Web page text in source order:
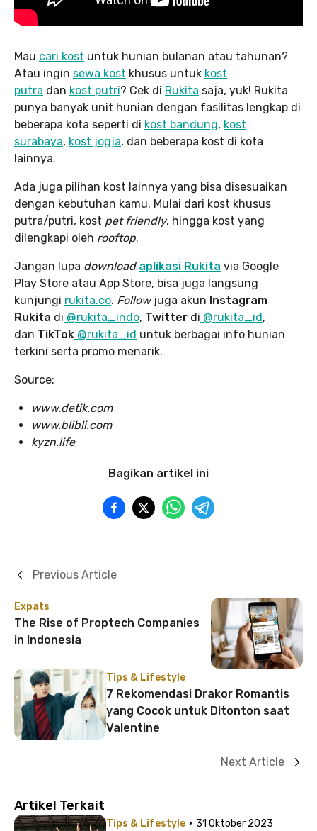
Mau cari kost untuk hunian bulanan atau tahunan?
Atau ingin sewa kost khusus untuk kost
putra dan kost putri? Cek di Rukita saja, yuk! Rukita
punya banyak unit hunian dengan fasilitas lengkap di
beberapa kota seperti di kost bandung, kost
surabaya, kost jogja, dan beberapa kost di kota
lainnya.
Ada juga pilihan kost lainnya yang bisa disesuaikan
dengan kebutuhan kamu. Mulai dari kost khusus
putra/putri, kost pet friendly, hingga kost yang
dilengkapi oleh rooftop.
Jangan lupa download aplikasi Rukita via Google
Play Store atau App Store, bisa juga langsung
kunjungi rukita.co. Followjuga akun Instagram
Rukita di @rukita_indo, Twitter di @rukita_id,
dan TikTok @rukita_id untuk berbagai info hunian
terkini serta promo menarik.
Source:
www.detik.com
www.blibli.com
kyzn.life
Bagikan artikel ini
Expats
The Rise of Proptech Companies
in Indonesia
Previous Article
Tips & Lifestyle
7 Rekomendasi Drakor Romantis
yang Cocok untuk Ditonton saat
Valentine
Next Article
Artikel Terkait
Tips & Lifestyle · 31 Oktober 2023